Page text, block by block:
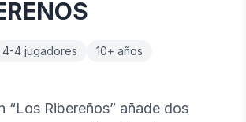
4-4 jugadores 10+ años
“Los Ribereños” añade dos